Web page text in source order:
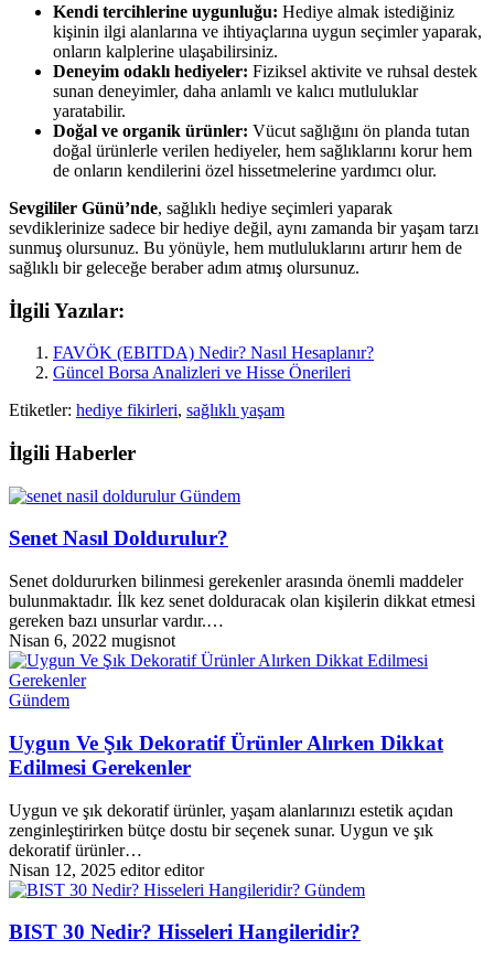
Kendi tercihlerine uygunluğu: Hediye almak istediğiniz
kişinin ilgi alanlarına ve ihtiyaçlarına uygun seçimler yaparak,
onların kalplerine ulaşabilirsiniz.
Deneyim odaklı hediyeler: Fiziksel aktivite ve ruhsal destek
sunan deneyimler, daha anlamlı ve kalıcı mutluluklar
yaratabilir.
Doğal ve organik ürünler: Vücut sağlığını ön planda tutan
doğal ürünlerle verilen hediyeler, hem sağlıklarını korur hem
de onların kendilerini özel hissetmelerine yardımcı olur.
Sevgililer Günü’nde, sağlıklı hediye seçimleri yaparak
sevdiklerinize sadece bir hediye değil, aynı zamanda bir yaşam tarzı
sunmuş olursunuz. Bu yönüyle, hem mutluluklarını artırır hem de
sağlıklı bir geleceğe beraber adım atmış olursunuz.
İlgili Yazılar:
FAVÖK (EBITDA) Nedir? Nasıl Hesaplanır?
Güncel Borsa Analizleri ve Hisse Önerileri
Etiketler: hediye fikirleri, sağlıklı yaşam
İlgili Haberler
Gündem
Senet Nasıl Doldurulur?
Senet doldururken bilinmesi gerekenler arasında önemli maddeler
bulunmaktadır. İlk kez senet dolduracak olan kişilerin dikkat etmesi
gereken bazı unsurlar vardır.…
Nisan 6, 2022 mugisnot
Gündem
Uygun Ve Şık Dekoratif Ürünler Alırken Dikkat
Edilmesi Gerekenler
Uygun ve şık dekoratif ürünler, yaşam alanlarınızı estetik açıdan
zenginleştirirken bütçe dostu bir seçenek sunar. Uygun ve şık
dekoratif ürünler…
Nisan 12, 2025 editor editor
Gündem
BIST 30 Nedir? Hisseleri Hangileridir?